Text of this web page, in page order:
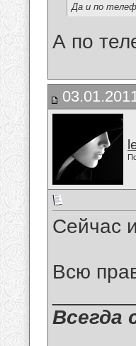
Да и по
А по
Сейчас
Всю
Всегда